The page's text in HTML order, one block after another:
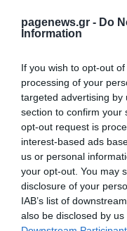
pagenews.gr - Do
Information
If you wish to opt-out
processing of your
targeted advertising by
section to confirm your
opt-out request is
interest-based ads
us or personal
your opt-out. You may
disclosure of your
IAB’s list of
also be disclosed by
συμβολισμός με
Απευθύνεται σε
ανεξαρτήτως
νέα πολιτική
σαφές:
και μια νέα
δεν φοβάται να
υπερηφάνεια.